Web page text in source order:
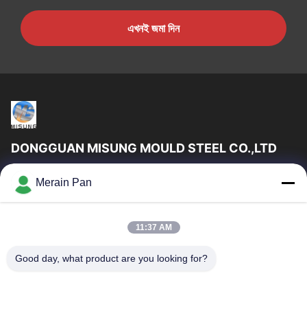
এখনই জমা দিন
DONGGUAN MISUNG MOULD STEEL CO.,LTD
DongGuan Misung ছাঁচ ইস্পাত কোং লিমিটেড সরবরাহ প্লাস্টিক ডাই স্টিল, গরম
কাজ ইস্পাত, ঠান্ডা কাজ ইস্পাত, খাদ কাঠামোগত ইস্পাত
গুরুত্বপূর্ণ সংযোগ
পণ্য
VR প্রদর্শন
আমাদের সম্পর্কে
Merain Pan
11:37 AM
Good day, what product are you looking for?